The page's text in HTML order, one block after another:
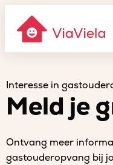
Interesse in
Meld je
Ontvang meer
gastouderopvang bij